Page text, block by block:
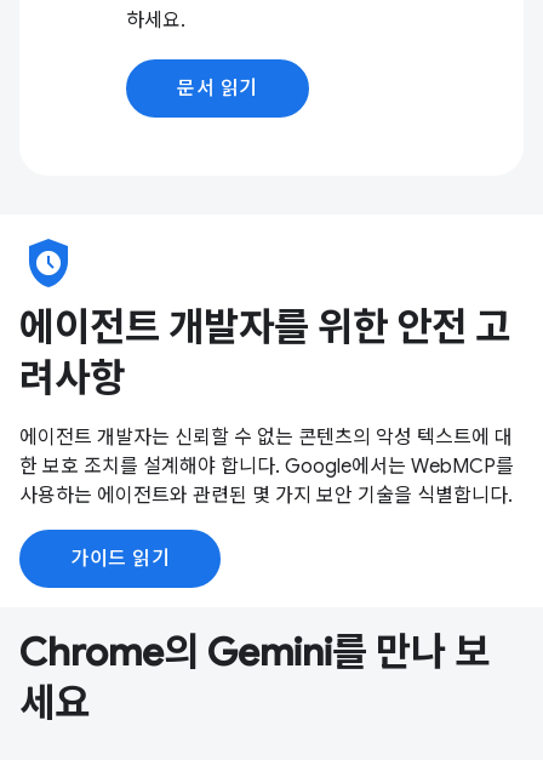
하세요.
문서 읽기
safety_check
에이전트 개발자를 위한 안전 고
려사항
에이전트 개발자는 신뢰할 수 없는 콘텐츠의 악성 텍스트에 대
한 보호 조치를 설계해야 합니다. Google에서는 WebMCP를
사용하는 에이전트와 관련된 몇 가지 보안 기술을 식별합니다.
가이드 읽기
Chrome의 Gemini를 만나 보
세요